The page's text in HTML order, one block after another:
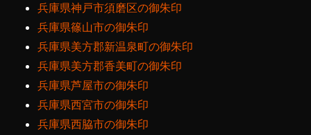
兵庫県神戸市須磨区の御朱印
兵庫県篠山市の御朱印
兵庫県美方郡新温泉町の御朱印
兵庫県美方郡香美町の御朱印
兵庫県芦屋市の御朱印
兵庫県西宮市の御朱印
兵庫県西脇市の御朱印